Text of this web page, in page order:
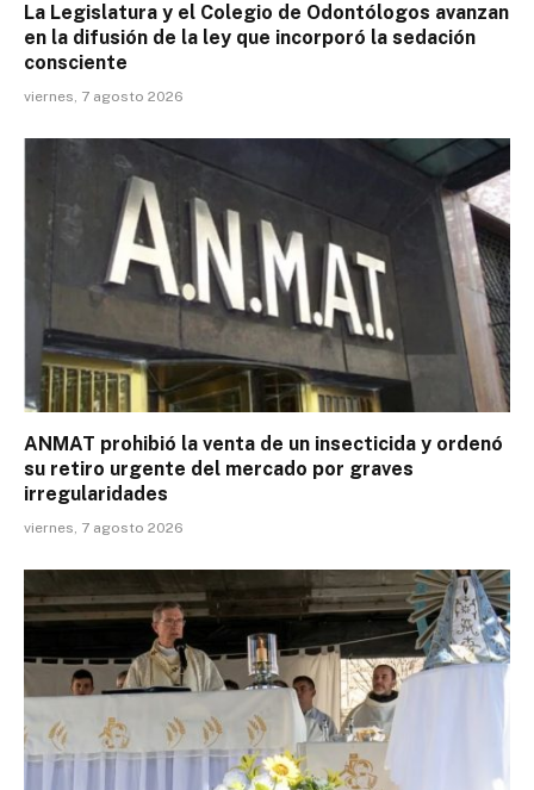
La Legislatura y el Colegio de Odontólogos avanzan
en la difusión de la ley que incorporó la sedación
consciente
viernes, 7 agosto 2026
ANMAT prohibió la venta de un insecticida y ordenó
su retiro urgente del mercado por graves
irregularidades
viernes, 7 agosto 2026